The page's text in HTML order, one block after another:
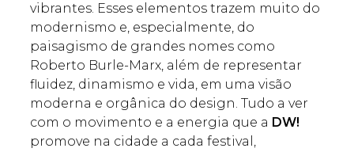
vibrantes. Esses elementos trazem muito do
modernismo e, especialmente, do
paisagismo de grandes nomes como
Roberto Burle-Marx, além de representar
fluidez, dinamismo e vida, em uma visão
moderna e orgânica do design. Tudo a ver
com o movimento e a energia que a DW!
promove na cidade a cada festival,